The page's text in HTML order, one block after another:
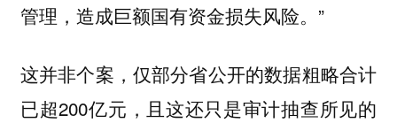
管理，造成巨额国有资金损失风险。”
这并非个案，仅部分省公开的数据粗略合计
已超200亿元，且这还只是审计抽查所见的